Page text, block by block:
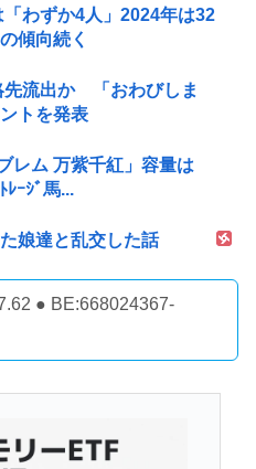
わずか4人」2024年は32
傾向続く
先流出か 「おわびしま
トを発表
レム 万紫千紅」容量は
ｰｼﾞ馬...
娘達と乱交した話
● BE:668024367-